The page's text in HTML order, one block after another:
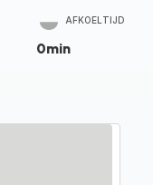
AFKOELTIJD
0min